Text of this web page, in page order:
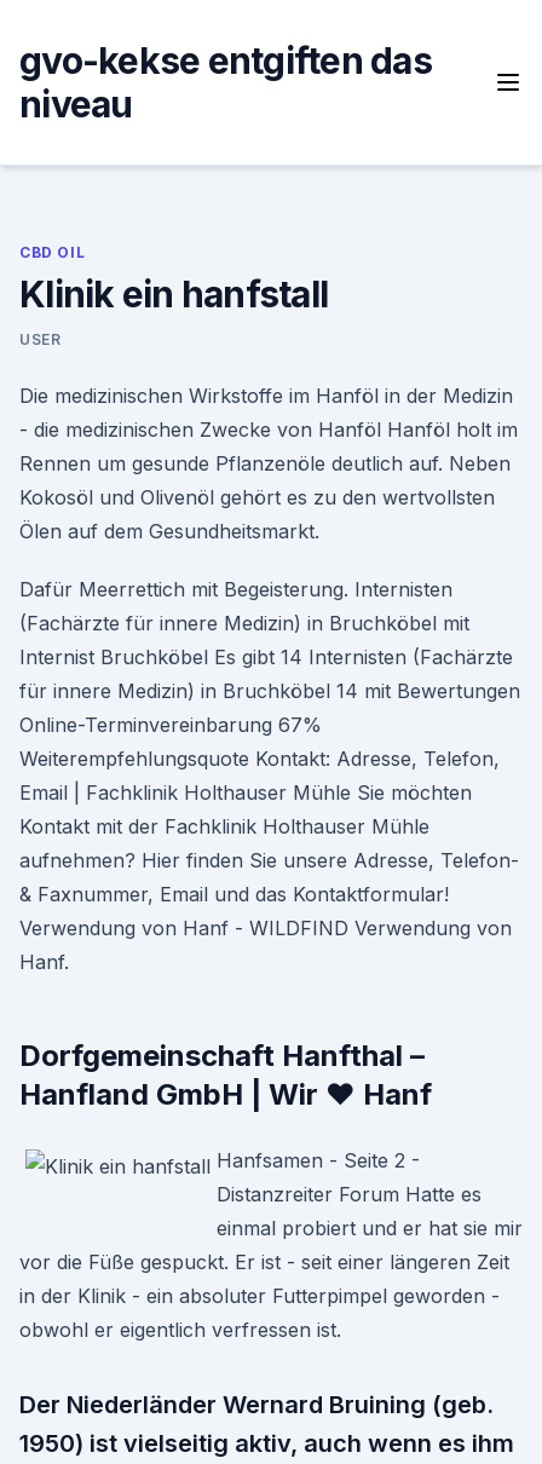
content
gvo-kekse entgiften das
niveau
CBD OIL
Klinik ein hanfstall
USER
Die medizinischen Wirkstoffe im Hanföl in der Medizin
- die medizinischen Zwecke von Hanföl Hanföl holt im
Rennen um gesunde Pflanzenöle deutlich auf. Neben
Kokosöl und Olivenöl gehört es zu den wertvollsten
Ölen auf dem Gesundheitsmarkt.
Dafür Meerrettich mit Begeisterung. Internisten
(Fachärzte für innere Medizin) in Bruchköbel mit
Internist Bruchköbel Es gibt 14 Internisten (Fachärzte
für innere Medizin) in Bruchköbel 14 mit Bewertungen
Online-Terminvereinbarung 67%
Weiterempfehlungsquote Kontakt: Adresse, Telefon,
Email | Fachklinik Holthauser Mühle Sie möchten
Kontakt mit der Fachklinik Holthauser Mühle
aufnehmen? Hier finden Sie unsere Adresse, Telefon-
& Faxnummer, Email und das Kontaktformular!
Verwendung von Hanf - WILDFIND Verwendung von
Hanf.
Dorfgemeinschaft Hanfthal –
Hanfland GmbH | Wir ♥ Hanf
Hanfsamen - Seite 2 -
Distanzreiter Forum Hatte es
einmal probiert und er hat sie mir
vor die Füße gespuckt. Er ist - seit einer längeren Zeit
in der Klinik - ein absoluter Futterpimpel geworden -
obwohl er eigentlich verfressen ist.
Der Niederländer Wernard Bruining (geb.
1950) ist vielseitig aktiv, auch wenn es ihm